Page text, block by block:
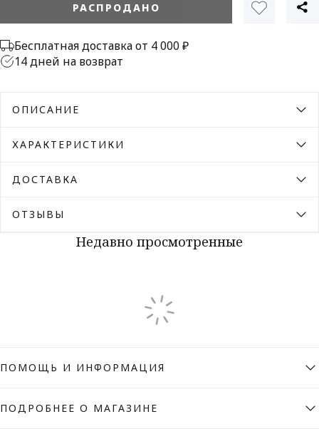
РАСПРОДАНО
Бесплатная доставка от 4 000 ₽
14 дней на возврат
ОПИСАНИЕ
ХАРАКТЕРИСТИКИ
ДОСТАВКА
ОТЗЫВЫ
Недавно просмотренные
ПОМОЩЬ И ИНФОРМАЦИЯ
ПОДРОБНЕЕ О МАГАЗИНЕ